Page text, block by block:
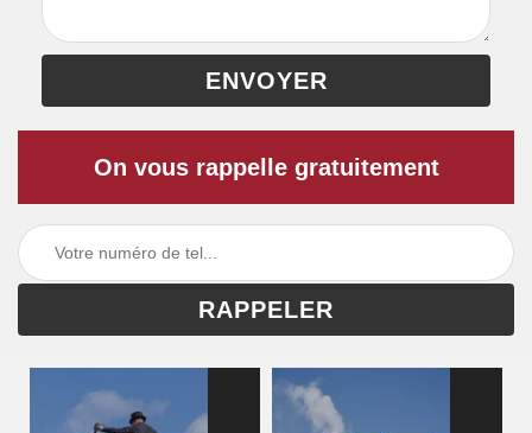
On vous rappelle gratuitement